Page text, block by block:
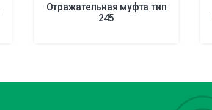
Отражательная муфта тип
245